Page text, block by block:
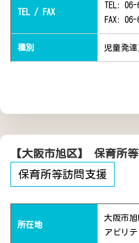
TEL / FAX
TEL:
FAX: 06-
種別 児童発
【大阪市旭区】 保育所
保育所等訪問支援
所在地
大阪市
アビリ